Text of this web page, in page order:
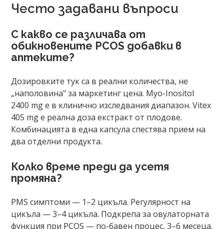
Често задавани въпроси
С какво се различава от
обикновените PCOS добавки в
аптеките?
Дозировките тук са в реални количества, не
„наполовина" за маркетинг цена. Myo-Inositol
2400 mg е в клинично изследвания диапазон. Vitex
405 mg е реална доза екстракт от плодове.
Комбинацията в една капсула спестява прием на
два отделни продукта.
Колко време преди да усетя
промяна?
PMS симптоми — 1–2 цикъла. Регулярност на
цикъла — 3–4 цикъла. Подкрепа за овулаторната
функция при PCOS — по-бавен процес, 3–6 месеца.